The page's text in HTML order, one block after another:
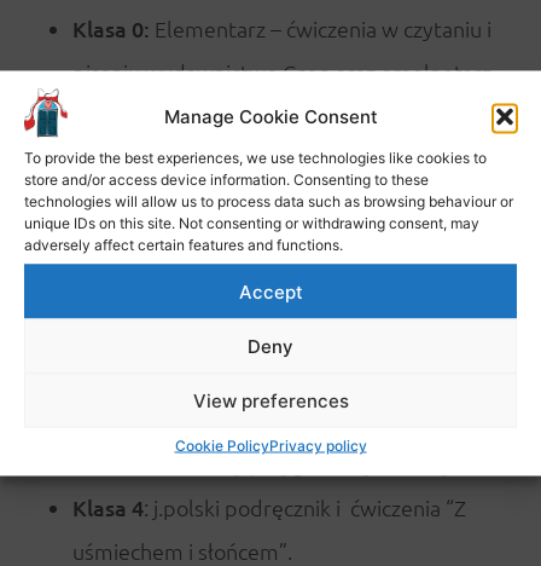
Manage Cookie Consent
To provide the best experiences, we use technologies like cookies to
store and/or access device information. Consenting to these
technologies will allow us to process data such as browsing behaviour or
unique IDs on this site. Not consenting or withdrawing consent, may
adversely affect certain features and functions.
Accept
Deny
View preferences
Cookie PolicyPrivacy policy
Klasa 0: Elementarz – ćwiczenia w czytaniu i
pisaniu wydawnictwo Greg oraz emelnetarz
część 1 ćwiczenia w czytaniu i pisaniu
wydawnictwo Pasja.
Klasa 1:Kontynuacja elementarzu
wydawnictwa Greg z zerówki oraz elementarz
cześć 2 ćwiczenia w czytaniu i pianiu
wydawnictwo Pasja
“elementarz odkrywców” wydawnictwo :WSiP.
: materiały przygotowuje nauczyciel
Klasa 4: j.polski podręcznik i ćwiczenia “Z
uśmiechem i słońcem”.